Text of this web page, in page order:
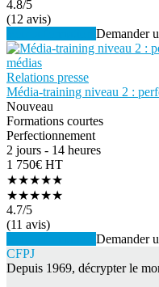
4.8/5
(12 avis)
Demander
Relations presse
Média-training niveau 2 :
Nouveau
Formations courtes
Perfectionnement
2 jours - 14 heures
1 750€ HT
★★★★★
★★★★★
4.7/5
(11 avis)
Demander
CFPJ
Depuis 1969, décrypter le